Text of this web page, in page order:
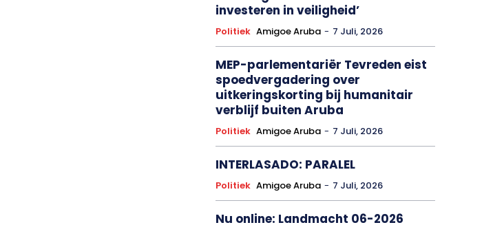
investeren in veiligheid’
Politiek Amigoe Aruba - 7 Juli, 2026
MEP-parlementariër Tevreden eist
spoedvergadering over
uitkeringskorting bij humanitair
verblijf buiten Aruba
Politiek Amigoe Aruba - 7 Juli, 2026
INTERLASADO: PARALEL
Politiek Amigoe Aruba - 7 Juli, 2026
Nu online: Landmacht 06-2026